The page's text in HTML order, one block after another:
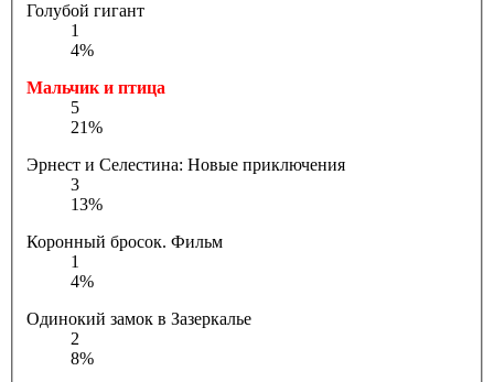
Голубой гигант
1
4%
Мальчик и птица
5
21%
Эрнест и Селестина: Новые приключения
3
13%
Коронный бросок. Фильм
1
4%
Одинокий замок в Зазеркалье
2
8%